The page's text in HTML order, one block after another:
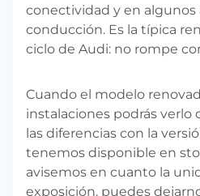
conectividad y en algunos
conducción. Es la típica
ciclo de Audi: no rompe
Cuando el modelo
instalaciones podrás verlo
las diferencias con la
tenemos disponible en
avisemos en cuanto la
exposición, puedes